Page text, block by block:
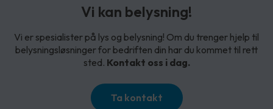
Vi kan belysning!
Vi er spesialister på lys og belysning! Om du trenger hjelp til
belysningsløsninger for bedriften din har du kommet til rett
sted. Kontakt oss i dag.
Ta kontakt